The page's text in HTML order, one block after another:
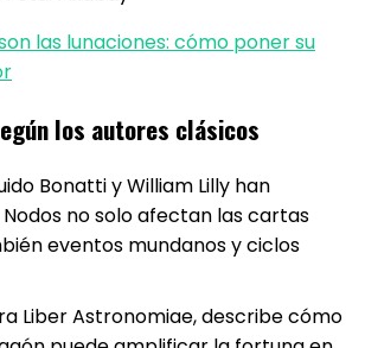
las lunaciones: cómo poner su
los autores clásicos
Bonatti y William Lilly han
no solo afectan las cartas
eventos mundanos y ciclos
Liber Astronomiae, describe cómo